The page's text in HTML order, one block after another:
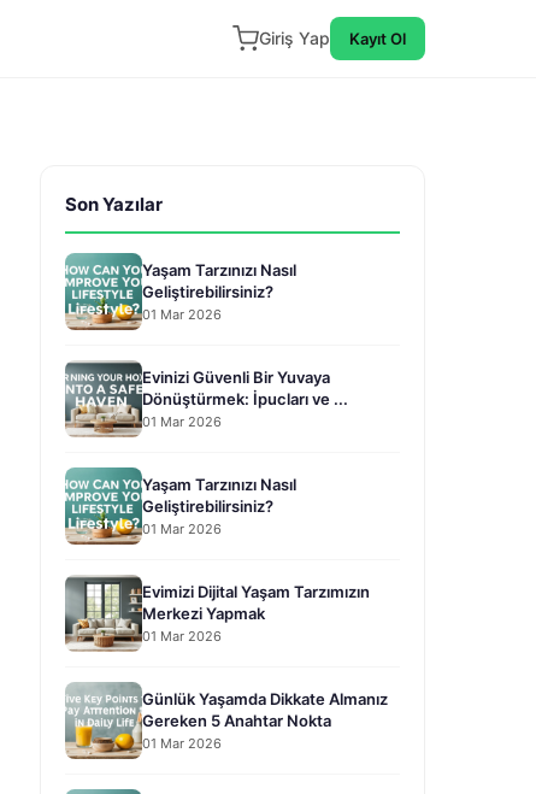
Giriş Yap Kayıt Ol
Son Yazılar
Yaşam Tarzınızı Nasıl
Geliştirebilirsiniz?
01 Mar 2026
Evinizi Güvenli Bir Yuvaya
Dönüştürmek: İpucları ve ...
01 Mar 2026
Yaşam Tarzınızı Nasıl
Geliştirebilirsiniz?
01 Mar 2026
Evimizi Dijital Yaşam Tarzımızın
Merkezi Yapmak
01 Mar 2026
Günlük Yaşamda Dikkate Almanız
Gereken 5 Anahtar Nokta
01 Mar 2026